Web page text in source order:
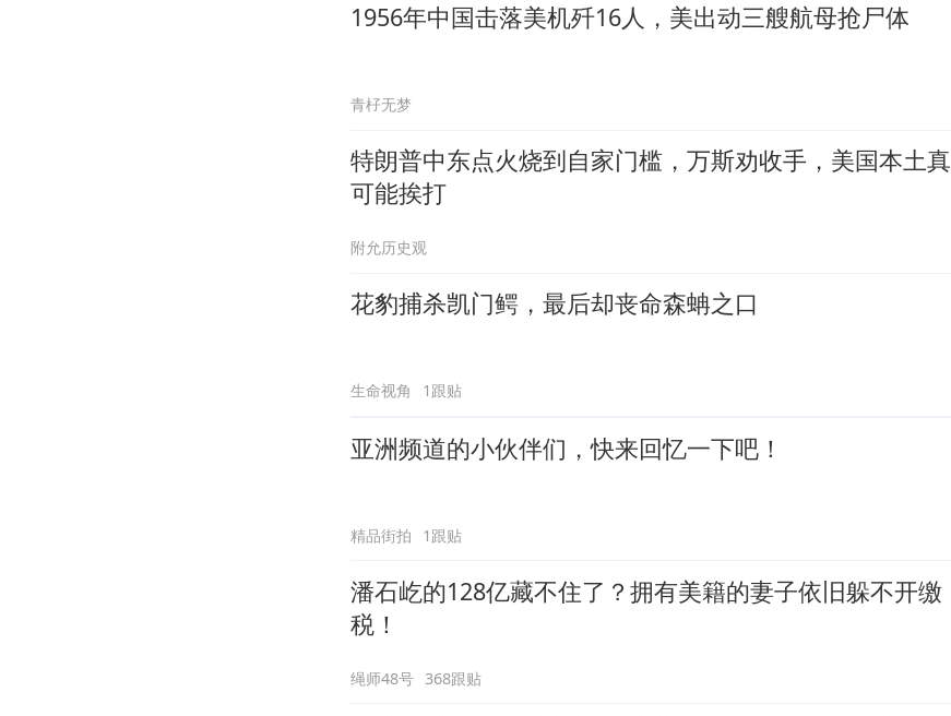
1956年中国击落美机歼16人，美出动三艘航母抢尸体
青杍无梦
特朗普中东点火烧到自家门槛，万斯劝收手，美国本土真
可能挨打
附允历史观
花豹捕杀凯门鳄，最后却丧命森蚺之口
生命视角 1跟贴
亚洲频道的小伙伴们，快来回忆一下吧！
精品街拍 1跟贴
潘石屹的128亿藏不住了？拥有美籍的妻子依旧躲不开缴
税！
绳师48号 368跟贴